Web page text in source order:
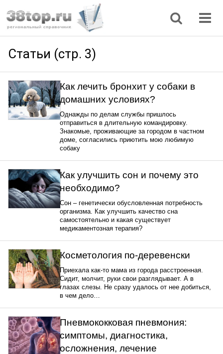
Статьи (стр. 3)
Как лечить бронхит у собаки в
домашних условиях?
Однажды по делам службы пришлось
отправиться в длительную командировку.
Знакомые, проживающие за городом в частном
доме, согласились приютить мою любимую
собаку
Как улучшить сон и почему это
необходимо?
Сон – генетически обусловленная потребность
организма. Как улучшить качество сна
самостоятельно и какая существует
медикаментозная терапия?
Косметология по-деревенски
Приехала как-то мама из города расстроенная.
Сидит, молчит, руки свои разглядывает. А в
глазах слезы. Не сразу удалось от нее добиться,
в чем дело…
Пневмококковая пневмония:
симптомы, диагностика,
осложнения, лечение